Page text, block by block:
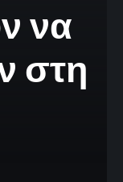
να
στη